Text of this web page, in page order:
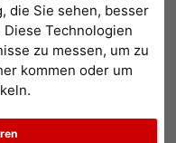
die Sie sehen, besser
Technologien
zu messen, um zu
kommen oder um
absteigend